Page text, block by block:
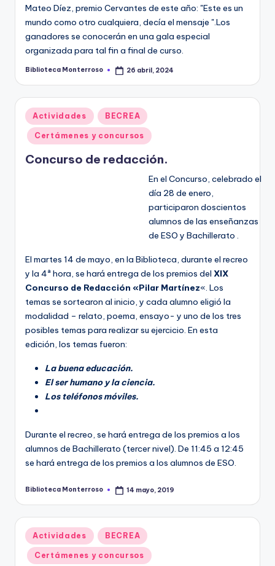
Mateo Díez, premio Cervantes de este año: "Este es un
mundo como otro cualquiera, decía el mensaje ".Los
ganadores se conocerán en una gala especial
organizada para tal fin a final de curso.
Publicado
Biblioteca Monterroso 26 abril, 2024
Publicado
en
Actividades BECREA
Certámenes y concursos
Concurso de redacción.
En el Concurso, celebrado el
día 28 de enero,
participaron doscientos
alumnos de las enseñanzas
de ESO y Bachillerato .
El martes 14 de mayo, en la Biblioteca, durante el recreo
y la 4ª hora, se hará entrega de los premios del XIX
Concurso de Redacción «Pilar Martínez«. Los
temas se sortearon al inicio, y cada alumno eligió la
modalidad – relato, poema, ensayo- y uno de los tres
posibles temas para realizar su ejercicio. En esta
edición, los temas fueron:
La buena educación.
El ser humano y la ciencia.
Los teléfonos móviles.
Durante el recreo, se hará entrega de los premios a los
alumnos de Bachillerato (tercer nivel). De 11:45 a 12:45
se hará entrega de los premios a los alumnos de ESO.
Publicado
Biblioteca Monterroso 14 mayo, 2019
Publicado
en
Actividades BECREA
Certámenes y concursos